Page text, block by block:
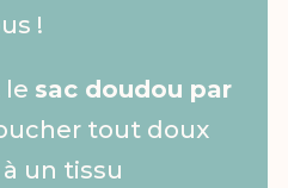
!
le sac doudou par
tout doux
un tissu